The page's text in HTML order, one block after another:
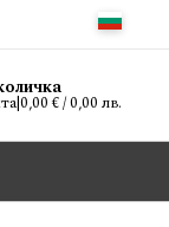
|0,00 € / 0,00 лв.